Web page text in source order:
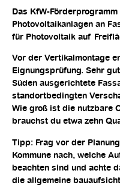
Das KfW-
Photovoltaikanlagen an
für Photovoltaik auf
Vor der Vertikalmontage
Eignungsprüfung. Sehr
Süden ausgerichtete
standortbedingten
Wie groß ist die nutzbare
brauchst du etwa zehn
Tipp: Frag vor der
Kommune nach, welche
beachten sind und achte
die allgemeine